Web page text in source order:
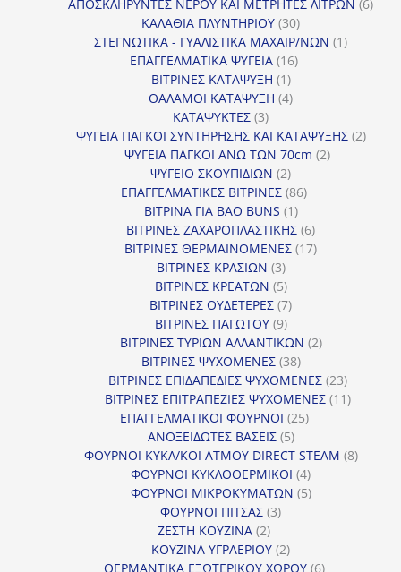
προϊόντα
ΑΠΟΣΚΛΗΡΥΝΤΕΣ ΝΕΡΟΥ ΚΑΙ ΜΕΤΡΗΤΕΣ ΛΙΤΡΩΝ 66
ΚΑΛΑΘΙΑ ΠΛΥΝΤΗΡΙΟΥ 3030
προϊόντα
ΣΤΕΓΝΩΤΙΚΑ - ΓΥΑΛΙΣΤΙΚΑ ΜΑΧΑΙΡ/ΝΩΝ 11
ΕΠΑΓΓΕΛΜΑΤΙΚΑ ΨΥΓΕΙΑ 1616
ΒΙΤΡΙΝΕΣ ΚΑΤΑΨΥΞΗ 11
προϊόν
ΘΑΛΑΜΟΙ ΚΑΤΑΨΥΞΗ 44
ΚΑΤΑΨΥΚΤΕΣ 33
προϊόντα
ΨΥΓΕΙΑ ΠΑΓΚΟΙ ΣΥΝΤΗΡΗΣΗΣ ΚΑΙ ΚΑΤΑΨΥΞΗΣ 22
ΨΥΓΕΙΑ ΠΑΓΚΟΙ ΑΝΩ ΤΩΝ 70cm 22
ΨΥΓΕΙΟ ΣΚΟΥΠΙΔΙΩΝ 22
προϊόντα
ΕΠΑΓΓΕΛΜΑΤΙΚΕΣ ΒΙΤΡΙΝΕΣ 8686
ΒΙΤΡΙΝΑ ΓΙΑ BAO BUNS 11
προϊόν
ΒΙΤΡΙΝΕΣ ΖΑΧΑΡΟΠΛΑΣΤΙΚΗΣ 66
προϊόντα
ΒΙΤΡΙΝΕΣ ΘΕΡΜΑΙΝΟΜΕΝΕΣ 1717
ΒΙΤΡΙΝΕΣ ΚΡΑΣΙΩΝ 33
προϊόντα
ΒΙΤΡΙΝΕΣ ΚΡΕΑΤΩΝ 55
προϊόντα
ΒΙΤΡΙΝΕΣ ΟΥΔΕΤΕΡΕΣ 77
ΒΙΤΡΙΝΕΣ ΠΑΓΩΤΟΥ 99
προϊόντα
ΒΙΤΡΙΝΕΣ ΤΥΡΙΩΝ ΑΛΛΑΝΤΙΚΩΝ 22
ΒΙΤΡΙΝΕΣ ΨΥΧΟΜΕΝΕΣ 3838
προϊόντα
ΒΙΤΡΙΝΕΣ ΕΠΙΔΑΠΕΔΙΕΣ ΨΥΧΟΜΕΝΕΣ 2323
προϊόντα
ΒΙΤΡΙΝΕΣ ΕΠΙΤΡΑΠΕΖΙΕΣ ΨΥΧΟΜΕΝΕΣ 1111
ΕΠΑΓΓΕΛΜΑΤΙΚΟΙ ΦΟΥΡΝΟΙ 2525
ΑΝΟΞΕΙΔΩΤΕΣ ΒΑΣΕΙΣ 55
προϊόντα
ΦΟΥΡΝΟΙ ΚΥΚΛ/ΚΟΙ ΑΤΜΟΥ DIRECT STEAM 88
ΦΟΥΡΝΟΙ ΚΥΚΛΟΘΕΡΜΙΚΟΙ 44
προϊόντα
ΦΟΥΡΝΟΙ ΜΙΚΡΟΚΥΜΑΤΩΝ 55
ΦΟΥΡΝΟΙ ΠΙΤΣΑΣ 33
ΖΕΣΤΗ ΚΟΥΖΙΝΑ 22
προϊόντα
ΚΟΥΖΙΝΑ ΥΓΡΑΕΡΙΟΥ 22
προϊόντα
ΘΕΡΜΑΝΤΙΚΑ ΕΞΩΤΕΡΙΚΟΥ ΧΩΡΟΥ 66